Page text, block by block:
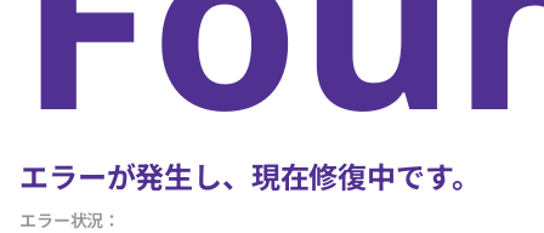
エラーが発生し、現在修復中です。
エラー状況：